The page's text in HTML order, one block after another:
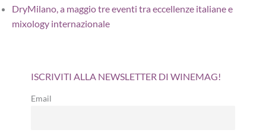
DryMilano, a maggio tre eventi tra eccellenze italiane e
mixology internazionale
ISCRIVITI ALLA NEWSLETTER DI WINEMAG!
Email